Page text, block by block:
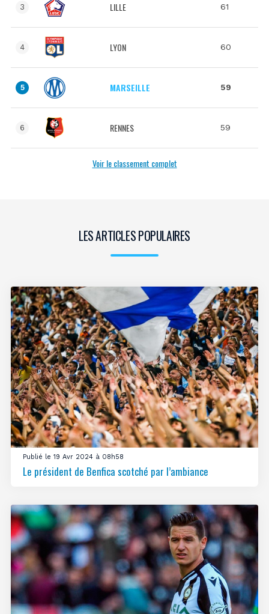
3 LILLE 61
4 LYON 60
5 MARSEILLE 59
6 RENNES 59
Voir le classement complet
LES ARTICLES POPULAIRES
Publié le 19 Avr 2024 à 08h58
Le président de Benfica scotché par l’ambiance